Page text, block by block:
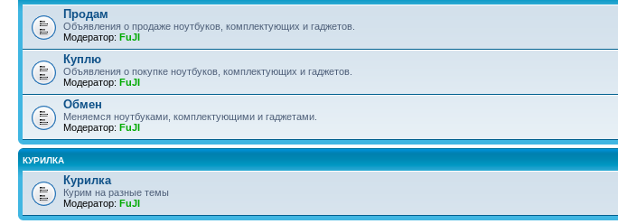
Продам
Объявления о продаже ноутбуков, комплектующих и гаджетов.
Модератор: FuJI
Куплю
Объявления о покупке ноутбуков, комплектующих и гаджетов.
Модератор: FuJI
Обмен
Меняемся ноутбуками, комплектующими и гаджетами.
Модератор: FuJI
КУРИЛКА
Курилка
Курим на разные темы
Модератор: FuJI